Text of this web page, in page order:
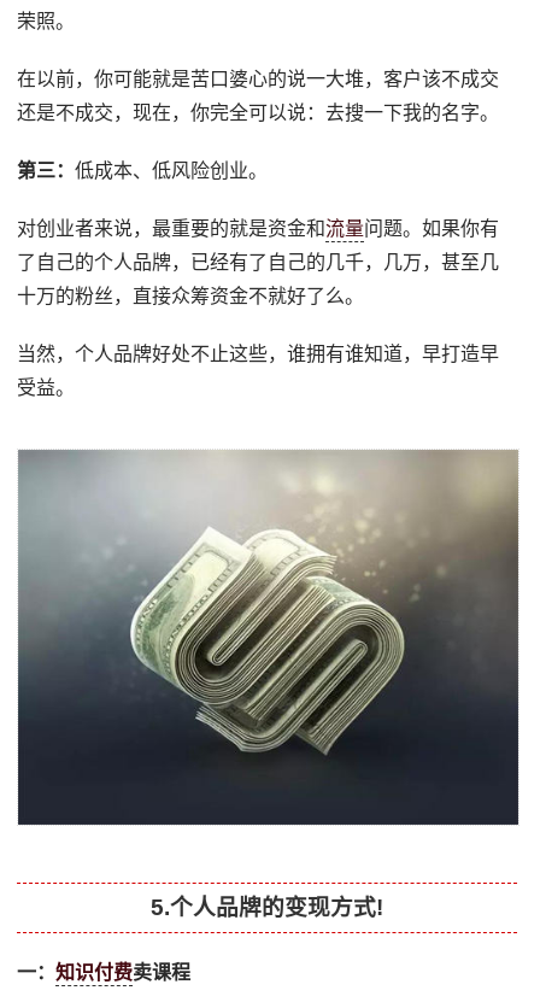
荣照。
在以前，你可能就是苦口婆心的说一大堆，客户该不成交
还是不成交，现在，你完全可以说：去搜一下我的名字。
第三：低成本、低风险创业。
对创业者来说，最重要的就是资金和流量问题。如果你有
了自己的个人品牌，已经有了自己的几千，几万，甚至几
十万的粉丝，直接众筹资金不就好了么。
当然，个人品牌好处不止这些，谁拥有谁知道，早打造早
受益。
5.个人品牌的变现方式!
一：知识付费卖课程